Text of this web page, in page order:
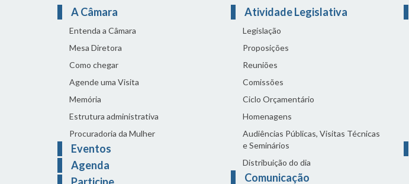
A Câmara
Entenda a Câmara
Mesa Diretora
Como chegar
Agende uma Visita
Memória
Estrutura administrativa
Procuradoria da Mulher
Eventos
Agenda
Atividade Legislativa
Legislação
Proposições
Reuniões
Comissões
Ciclo Orçamentário
Homenagens
Audiências Públicas, Visitas Técnicas
e Seminários
Distribuição do dia
Comunicação